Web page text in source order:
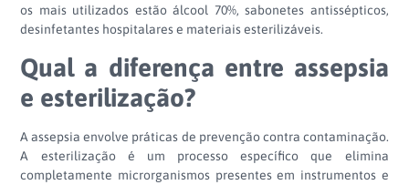
os mais utilizados estão álcool 70%, sabonetes antissépticos,
desinfetantes hospitalares e materiais esterilizáveis.
Qual a diferença entre assepsia
e esterilização?
A assepsia envolve práticas de prevenção contra contaminação.
A esterilização é um processo específico que elimina
completamente microrganismos presentes em instrumentos e